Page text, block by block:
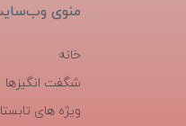
منوی
خانه
شگفت انگیزها
ویژه های